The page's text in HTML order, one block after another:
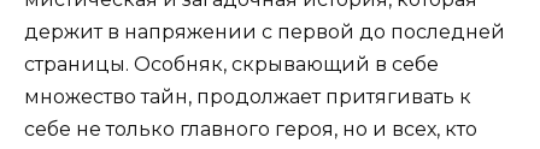
держит в напряжении с первой до последней
страницы. Особняк, скрывающий в себе
множество тайн, продолжает притягивать к
себе не только главного героя, но и всех, кто